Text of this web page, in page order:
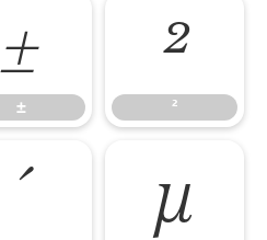
±
±
²
²
´ µ